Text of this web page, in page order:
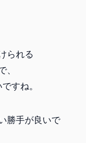
られる
、
すね。
勝手が良いで